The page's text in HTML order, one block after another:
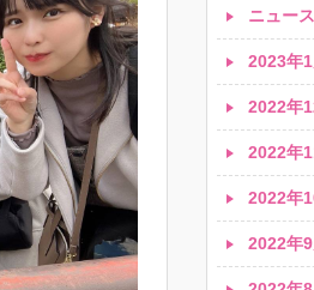
ニュー
2023年
2022年
2022年
2022年
2022年